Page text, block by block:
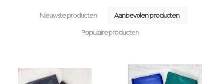
Nieuwste producten Aanbevolen producten
Populaire producten